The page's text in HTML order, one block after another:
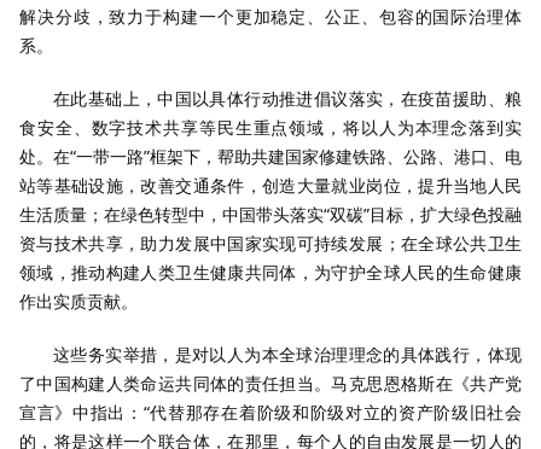
解决分歧，致力于构建一个更加稳定、公正、包容的国际治理体
系。
在此基础上，中国以具体行动推进倡议落实，在疫苗援助、粮
食安全、数字技术共享等民生重点领域，将以人为本理念落到实
处。在“一带一路”框架下，帮助共建国家修建铁路、公路、港口、电
站等基础设施，改善交通条件，创造大量就业岗位，提升当地人民
生活质量；在绿色转型中，中国带头落实“双碳”目标，扩大绿色投融
资与技术共享，助力发展中国家实现可持续发展；在全球公共卫生
领域，推动构建人类卫生健康共同体，为守护全球人民的生命健康
作出实质贡献。
这些务实举措，是对以人为本全球治理理念的具体践行，体现
了中国构建人类命运共同体的责任担当。马克思恩格斯在《共产党
宣言》中指出：“代替那存在着阶级和阶级对立的资产阶级旧社会
的，将是这样一个联合体，在那里，每个人的自由发展是一切人的